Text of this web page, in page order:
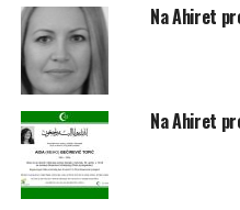
Na Ahiret
Na Ahiret